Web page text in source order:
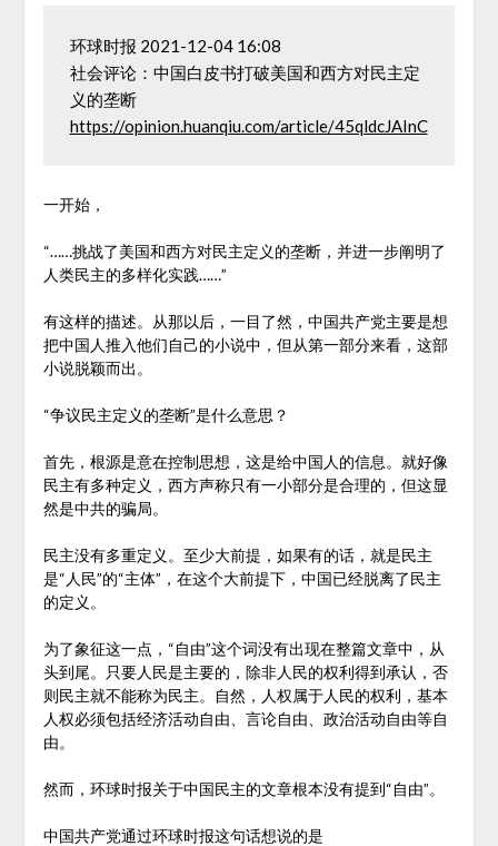
环球时报 2021-12-04 16:08
社会评论：中国白皮书打破美国和西方对民主定
https://opinion.huanqiu.com/article/45qldcJAInC
一开始，
“……挑战了美国和西方对民主定义的垄断，并进一步阐明了
人类民主的多样化实践……”
有这样的描述。从那以后，一目了然，中国共产党主要是想
把中国人推入他们自己的小说中，但从第一部分来看，这部
小说脱颖而出。
“争议民主定义的垄断”是什么意思？
首先，根源是意在控制思想，这是给中国人的信息。就好像
民主有多种定义，西方声称只有一小部分是合理的，但这显
然是中共的骗局。
民主没有多重定义。至少大前提，如果有的话，就是民主
是“人民”的“主体”，在这个大前提下，中国已经脱离了民主
的定义。
为了象征这一点，“自由”这个词没有出现在整篇文章中，从
头到尾。只要人民是主要的，除非人民的权利得到承认，否
则民主就不能称为民主。自然，人权属于人民的权利，基本
人权必须包括经济活动自由、言论自由、政治活动自由等自
由。
然而，环球时报关于中国民主的文章根本没有提到“自由”。
中国共产党通过环球时报这句话想说的是